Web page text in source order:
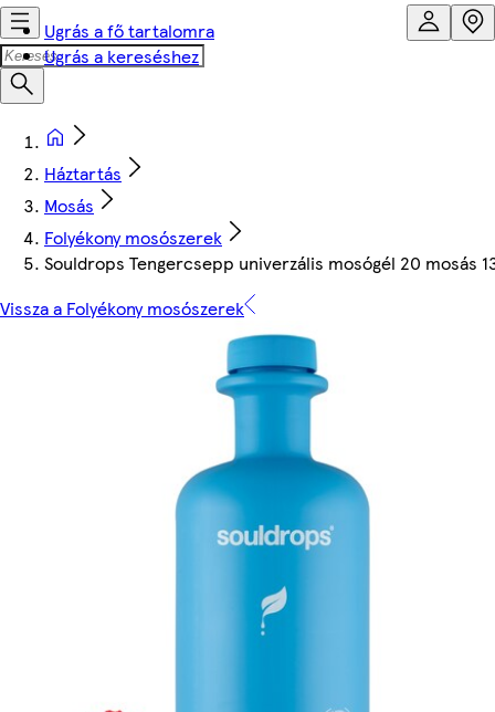
Ugrás a fő tartalomra
Ugrás a kereséshez
Háztartás
Mosás
Folyékony mosószerek
Souldrops Tengercsepp univerzális mosógél 20 mosás
Vissza a Folyékony mosószerek